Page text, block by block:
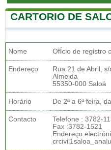
CARTORIO DE
Nome OfÍcio de registro
Endereço
Rua 21 de Abril,
Almeida
55350-000 Saloá
Horário De 2ª a 6ª feira,
Contacto
Telefone : 3782-
Fax :3782-1521
Endereço